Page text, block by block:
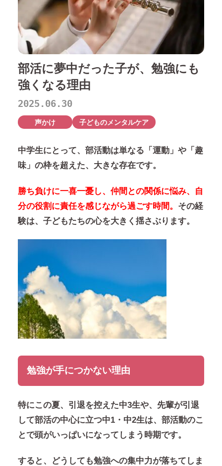
部活に夢中だった子が、勉強にも
強くなる理由
2025.06.30
声かけ 子どものメンタルケア
中学生にとって、部活動は単なる「運動」や「趣
味」の枠を超えた、大きな存在です。
勝ち負けに一喜一憂し、仲間との関係に悩み、自
分の役割に責任を感じながら過ごす時間。 その経
験は、子どもたちの心を大きく揺さぶります。
勉強が手につかない理由
特にこの夏、引退を控えた中3生や、先輩が引退
して部活の中心に立つ中1・中2生は、部活動のこ
とで頭がいっぱいになってしまう時期です。
すると、どうしても勉強への集中力が落ちてしま